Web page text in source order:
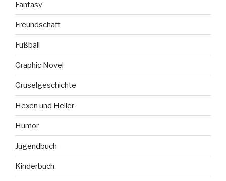
Fantasy
Freundschaft
Fußball
Graphic Novel
Gruselgeschichte
Hexen und Heiler
Humor
Jugendbuch
Kinderbuch